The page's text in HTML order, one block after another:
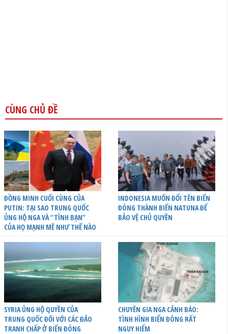
CÙNG CHỦ ĐỀ
ĐỒNG MINH CUỐI CÙNG CỦA
PUTIN: TẠI SAO TRUNG QUỐC
ỦNG HỘ NGA VÀ “TÌNH BẠN”
CỦA HỌ MẠNH MẼ NHƯ THẾ NÀO
INDONESIA MUỐN ĐỔI TÊN BIỂN
ĐÔNG THÀNH BIỂN NATUNA ĐỂ
BẢO VỆ CHỦ QUYỀN
SYRIA ỦNG HỘ QUYỀN CỦA
TRUNG QUỐC ĐỐI VỚI CÁC ĐẢO
TRANH CHẤP Ở BIỂN ĐÔNG
CHUYÊN GIA NGA CẢNH BÁO:
TÌNH HÌNH BIỂN ĐÔNG RẤT
NGUY HIỂM